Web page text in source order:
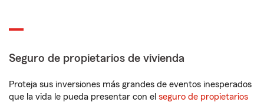
Seguro de propietarios de vivienda
Proteja sus inversiones más grandes de eventos inesperados
que la vida le pueda presentar con el seguro de propietarios